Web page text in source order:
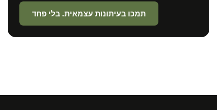
תמכו בעיתונות עצמאית. בלי פחד